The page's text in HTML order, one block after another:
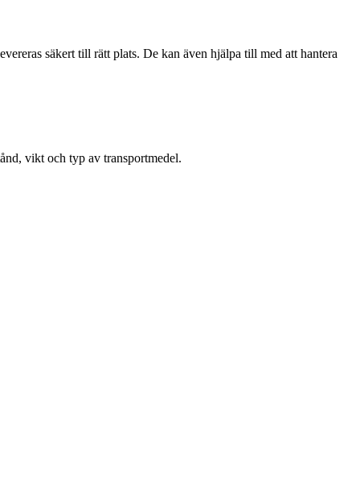
säkert till rätt plats. De kan även hjälpa till med att hantera
vikt och typ av transportmedel.